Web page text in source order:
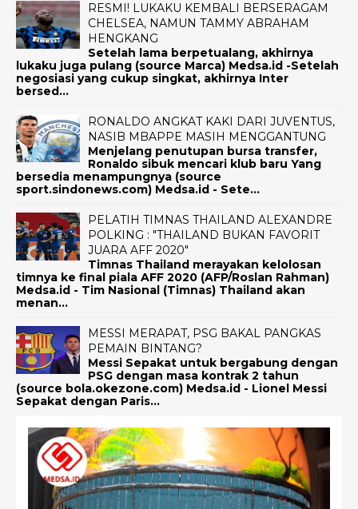
RESMI! LUKAKU KEMBALI BERSERAGAM
CHELSEA, NAMUN TAMMY ABRAHAM
HENGKANG
Setelah lama berpetualang, akhirnya
lukaku juga pulang (source Marca) Medsa.id -Setelah
negosiasi yang cukup singkat, akhirnya Inter
bersed...
RONALDO ANGKAT KAKI DARI JUVENTUS,
NASIB MBAPPE MASIH MENGGANTUNG
Menjelang penutupan bursa transfer,
Ronaldo sibuk mencari klub baru Yang
bersedia menampungnya (source
sport.sindonews.com) Medsa.id - Sete...
PELATIH TIMNAS THAILAND ALEXANDRE
POLKING : "THAILAND BUKAN FAVORIT
JUARA AFF 2020"
Timnas Thailand merayakan kelolosan
timnya ke final piala AFF 2020 (AFP/Roslan Rahman)
Medsa.id - Tim Nasional (Timnas) Thailand akan
menan...
MESSI MERAPAT, PSG BAKAL PANGKAS
PEMAIN BINTANG?
Messi Sepakat untuk bergabung dengan
PSG dengan masa kontrak 2 tahun
(source bola.okezone.com) Medsa.id - Lionel Messi
Sepakat dengan Paris...